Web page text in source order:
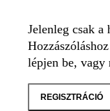
Jelenleg csak a
lépjen be, vagy
REGISZTRÁCIÓ